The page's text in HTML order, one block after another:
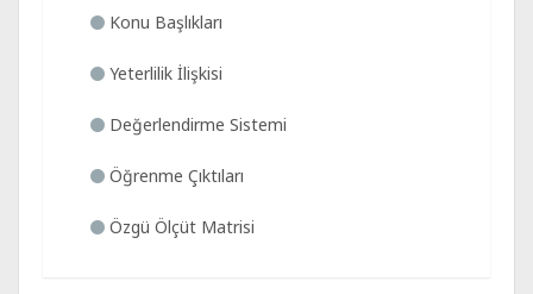
Konu Başlıkları
Yeterlilik İlişkisi
Değerlendirme Sistemi
Öğrenme Çıktıları
Özgü Ölçüt Matrisi